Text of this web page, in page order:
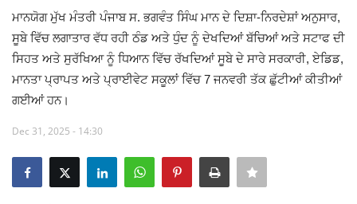
About Us
How to Reach Malout
Privacy Policy
History of Malout
ਮਾਨਯੋਗ ਮੁੱਖ ਮੰਤਰੀ ਪੰਜਾਬ ਸ. ਭਗਵੰਤ ਸਿੰਘ ਮਾਨ ਦੇ ਦਿਸ਼ਾ-ਨਿਰਦੇਸ਼ਾਂ ਅਨੁਸਾਰ,
ਸੂਬੇ ਵਿੱਚ ਲਗਾਤਾਰ ਵੱਧ ਰਹੀ ਠੰਡ ਅਤੇ ਧੁੰਦ ਨੂੰ ਦੇਖਦਿਆਂ ਬੱਚਿਆਂ ਅਤੇ ਸਟਾਫ ਦੀ
ਸਿਹਤ ਅਤੇ ਸੁਰੱਖਿਆ ਨੂੰ ਧਿਆਨ ਵਿੱਚ ਰੱਖਦਿਆਂ ਸੂਬੇ ਦੇ ਸਾਰੇ ਸਰਕਾਰੀ, ਏਡਿਡ,
ਮਾਨਤਾ ਪ੍ਰਾਪਤ ਅਤੇ ਪ੍ਰਾਈਵੇਟ ਸਕੂਲਾਂ ਵਿੱਚ 7 ਜਨਵਰੀ ਤੱਕ ਛੁੱਟੀਆਂ ਕੀਤੀਆਂ
ਗਈਆਂ ਹਨ।
Dec 31, 2025 - 14:30